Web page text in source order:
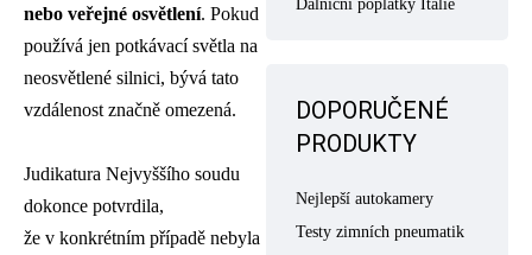
nebo veřejné osvětlení. Pokud
používá jen potkávací světla na
neosvětlené silnici, bývá tato
vzdálenost značně omezená.
Judikatura Nejvyššího soudu
dokonce potvrdila,
že v konkrétním případě nebyla
Dálniční poplatky Itálie
DOPORUČENÉ
PRODUKTY
Nejlepší autokamery
Testy zimních pneumatik